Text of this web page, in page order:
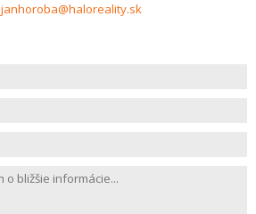
janhoroba@haloreality.sk